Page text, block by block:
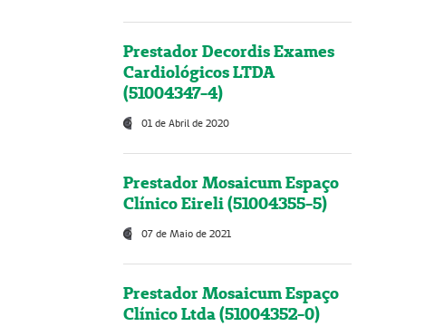
Prestador Decordis Exames
Cardiológicos LTDA
(51004347-4)
01 de Abril de 2020
Prestador Mosaicum Espaço
Clínico Eireli (51004355-5)
07 de Maio de 2021
Prestador Mosaicum Espaço
Clínico Ltda (51004352-0)